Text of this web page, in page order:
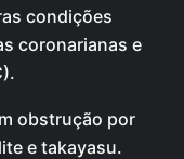
condições
coronarianas e
obstrução por
e takayasu.